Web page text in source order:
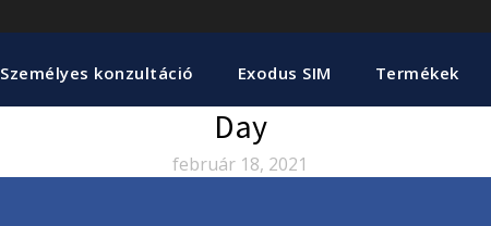
Személyes konzultáció Exodus SIM Termékek
Day
február 18, 2021